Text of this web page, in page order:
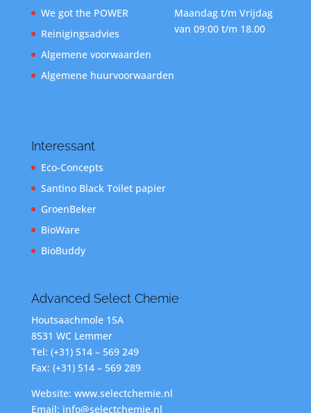
We got the POWER
Reinigingsadvies
Algemene voorwaarden
Algemene huurvoorwaarden
Maandag t/m Vrijdag
van 09:00 t/m 18.00
Interessant
Eco-Concepts
Santino Black Toilet papier
GroenBeker
BioWare
BioBuddy
Advanced Select Chemie
Houtsaachmole 15A
8531 WC Lemmer
Tel: (+31) 514 – 569 249
Fax: (+31) 514 – 569 289
Website: www.selectchemie.nl
Email: info@selectchemie.nl